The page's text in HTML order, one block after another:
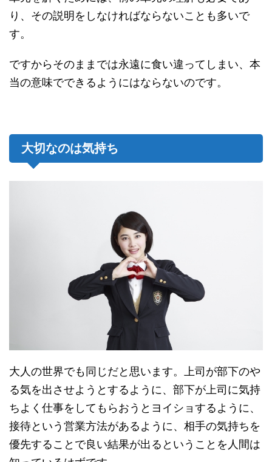
り、その説明をしなければならないことも多いで
す。
ですからそのままでは永遠に食い違ってしまい、本
当の意味でできるようにはならないのです。
大切なのは気持ち
大人の世界でも同じだと思います。上司が部下のや
る気を出させようとするように、部下が上司に気持
ちよく仕事をしてもらおうとヨイショするように、
接待という営業方法があるように、相手の気持ちを
優先することで良い結果が出るということを人間は